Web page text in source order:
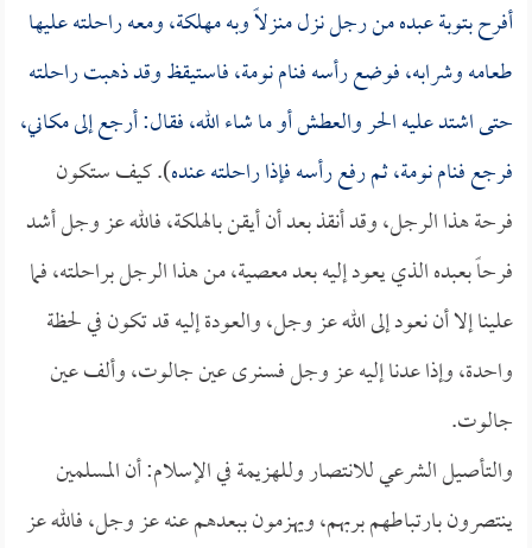
أفرح بتوبة عبده من رجل نزل منزلاً وبه مهلكة، ومعه راحلته عليها
طعامه وشرابه، فوضع رأسه فنام نومة، فاستيقظ وقد ذهبت راحلته
حتى اشتد عليه الحر والعطش أو ما شاء الله، فقال: أرجع إلى مكاني،
فرجع فنام نومة، ثم رفع رأسه فإذا راحلته عنده). كيف ستكون
فرحة هذا الرجل، وقد أنقذ بعد أن أيقن بالهلكة، فالله عز وجل أشد
فرحاً بعبده الذي يعود إليه بعد معصية، من هذا الرجل براحلته، فما
علينا إلا أن نعود إلى الله عز وجل، والعودة إليه قد تكون في لحظة
واحدة، وإذا عدنا إليه عز وجل فسنرى عين جالوت، وألف عين
جالوت.
والتأصيل الشرعي للانتصار وللهزيمة في الإسلام: أن المسلمين
ينتصرون بارتباطهم بربهم، ويهزمون ببعدهم عنه عز وجل، فالله عز